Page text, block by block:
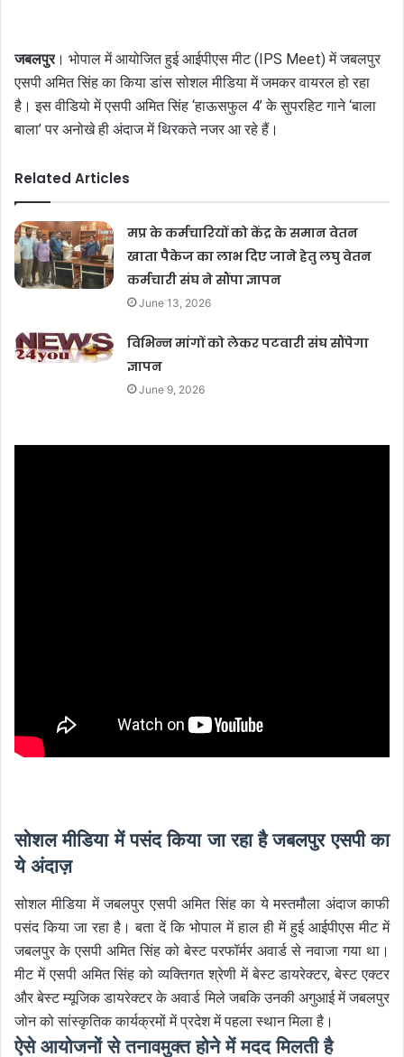
जबलपुर । भोपाल में आयोजित हुई आईपीएस मीट (IPS Meet) में जबलपुर
एसपी अमित सिंह का किया डांस सोशल मीडिया में जमकर वायरल हो रहा
है। इस वीडियो में एसपी अमित सिंह ‘हाऊसफुल 4’ के सुपरहिट गाने ‘बाला
बाला’ पर अनोखे ही अंदाज में थिरकते नजर आ रहे हैं।
Related Articles
मप्र के कर्मचारियों को केंद्र के समान वेतन
खाता पैकेज का लाभ दिए जाने हेतु लघु वेतन
कर्मचारी संघ ने सौंपा ज्ञापन
June 13, 2026
विभिन्न मांगों को लेकर पटवारी संघ सौंपेगा
ज्ञापन
June 9, 2026
सोशल मीडिया में पसंद किया जा रहा है जबलपुर एसपी का
ये अंदाज़
सोशल मीडिया में जबलपुर एसपी अमित सिंह का ये मस्तमौला अंदाज काफी
पसंद किया जा रहा है। बता दें कि भोपाल में हाल ही में हुई आईपीएस मीट में
जबलपुर के एसपी अमित सिंह को बेस्ट परफॉर्मर अवार्ड से नवाजा गया था।
मीट में एसपी अमित सिंह को व्यक्तिगत श्रेणी में बेस्ट डायरेक्टर, बेस्ट एक्टर
और बेस्ट म्यूजिक डायरेक्टर के अवार्ड मिले जबकि उनकी अगुआई में जबलपुर
जोन को सांस्कृतिक कार्यक्रमों में प्रदेश में पहला स्थान मिला है।
ऐसे आयोजनों से तनावमुक्त होने में मदद मिलती है